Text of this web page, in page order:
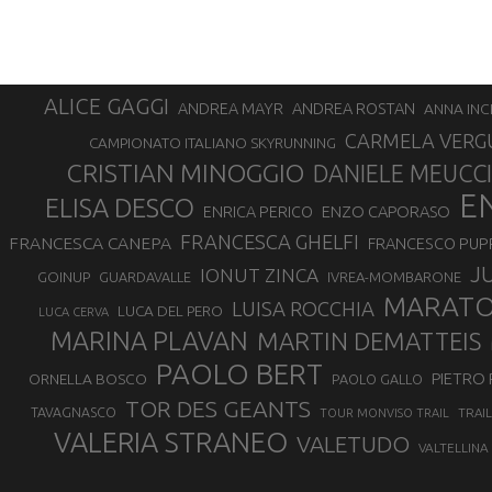
ALICE GAGGI ANDREA MAYR ANDREA ROSTAN ANNA
CAMPIONATO ITALIANO SKYRUNNING CARMELA
CRISTIAN MINOGGIO DANIELE MEUCCI
ELISA DESCO ENRICA PERICO ENZO CAPORASO
FRANCESCA CANEPA FRANCESCA GHELFI FRANCESCO
GOINUP GUARDAVALLE IONUT ZINCA IVREA-MOMBARONE
LUCA CERVA LUCA DEL PERO LUISA ROCCHIA
MARINA PLAVAN MARTIN DEMATTEIS
ORNELLA BOSCO PAOLO BERT PAOLO GALLO PIETRO
TAVAGNASCO TOR DES GEANTS TOUR MONVISO TRAIL
VALERIA STRANEO VALETUDO VALTELLINA